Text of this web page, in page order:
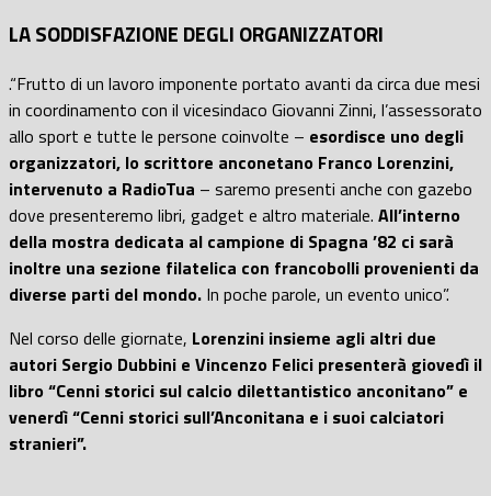
LA SODDISFAZIONE DEGLI ORGANIZZATORI
.“Frutto di un lavoro imponente portato avanti da circa due mesi
in coordinamento con il vicesindaco Giovanni Zinni, l’assessorato
allo sport e tutte le persone coinvolte – esordisce uno degli
organizzatori, lo scrittore anconetano Franco Lorenzini,
intervenuto a RadioTua – saremo presenti anche con gazebo
dove presenteremo libri, gadget e altro materiale. All’interno
della mostra dedicata al campione di Spagna ’82 ci sarà
inoltre una sezione filatelica con francobolli provenienti da
diverse parti del mondo. In poche parole, un evento unico”.
Nel corso delle giornate, Lorenzini insieme agli altri due
autori Sergio Dubbini e Vincenzo Felici presenterà giovedì il
libro “Cenni storici sul calcio dilettantistico anconitano” e
venerdì “Cenni storici sull’Anconitana e i suoi calciatori
stranieri”.